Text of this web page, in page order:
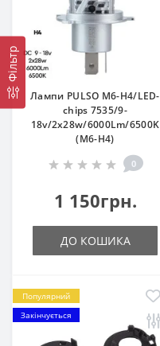
Фільтр
Лампи PULSO M6-H4/LED-
chips 7535/9-
18v/2x28w/6000Lm/6500K
(M6-H4)
0
1 150грн.
ДО КОШИКА
Популярний
Закінчується